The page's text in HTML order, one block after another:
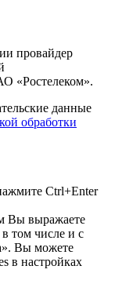
провайдер
«Ростелеком».
данные
обработки
Ctrl+Enter
Вы выражаете
в том числе и с
. Вы можете
в настройках